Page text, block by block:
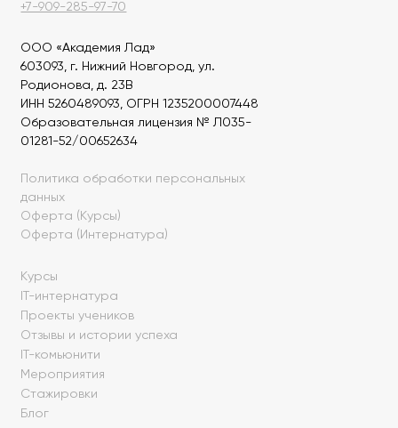
+7-909-285-97-70
ООО «Академия Лад»
603093, г. Нижний Новгород, ул.
Родионова, д. 23В
ИНН 5260489093, ОГРН 1235200007448
Образовательная лицензия № Л035-
01281-52/00652634
Политика обработки персональных
данных
Оферта (Курсы)
Оферта (Интернатура)
Курсы
IT-интернатура
Проекты учеников
Отзывы и истории успеха
IT-комьюнити
Мероприятия
Стажировки
Блог